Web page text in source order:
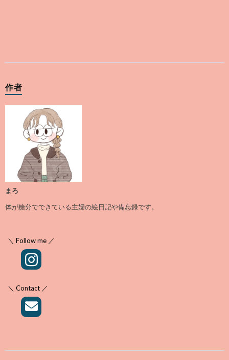
作者
まろ
体が糖分でできている主婦の絵日記や備忘録です。
＼ Follow me ／
＼ Contact ／